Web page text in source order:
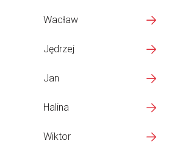
Wacław
Jędrzej
Jan
Halina
Wiktor